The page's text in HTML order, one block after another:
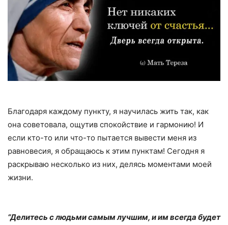
Благодаря каждому пункту, я научилась жить так, как
она советовала, ощутив спокойствие и гармонию! И
если кто-то или что-то пытается вывести меня из
равновесия, я обращаюсь к этим пунктам! Сегодня я
раскрываю несколько из них, делясь моментами моей
жизни.
“Делитесь с людьми самым лучшим, и им всегда будет